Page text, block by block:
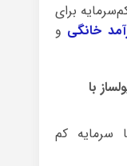
برای
خانگی و
با
سرمایه کم